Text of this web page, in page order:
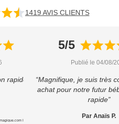
1419 AVIS CLIENTS
rapide et
le 22/07/2026
5/5
Publié le 04/08/
“Magnifique, je suis très
achat pour notre futur
rapide”
Par Anaïs P.